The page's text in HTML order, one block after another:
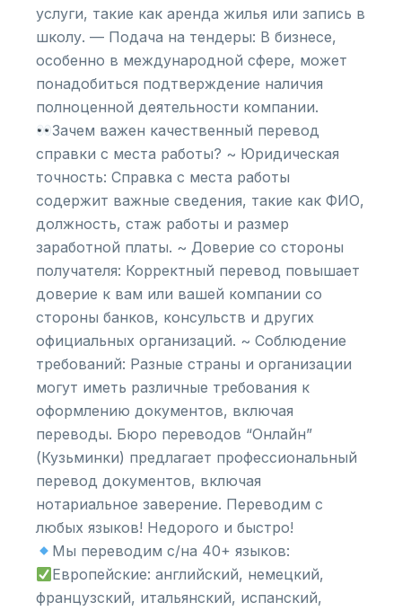
услуги, такие как аренда жилья или запись в
школу. — Подача на тендеры: В бизнесе,
особенно в международной сфере, может
понадобиться подтверждение наличия
полноценной деятельности компании.
Зачем важен качественный перевод
справки с места работы? ~ Юридическая
точность: Справка с места работы
содержит важные сведения, такие как ФИО,
должность, стаж работы и размер
заработной платы. ~ Доверие со стороны
получателя: Корректный перевод повышает
доверие к вам или вашей компании со
стороны банков, консульств и других
официальных организаций. ~ Соблюдение
требований: Разные страны и организации
могут иметь различные требования к
оформлению документов, включая
переводы. Бюро переводов “Онлайн”
(Кузьминки) предлагает профессиональный
перевод документов, включая
нотариальное заверение. Переводим с
любых языков! Недорого и быстро!
Мы переводим с/на 40+ языков:
Европейские: английский, немецкий,
французский, итальянский, испанский,